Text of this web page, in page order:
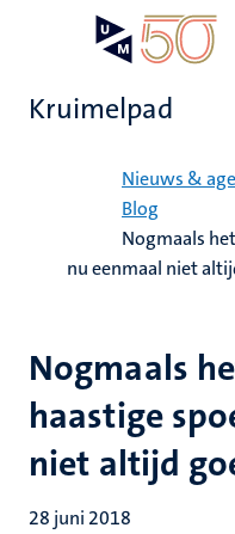
Kruimelpad
Nieuws &
Blog
Nogmaals
nu eenmaal niet
Nogmaals
haastige
niet altijd
28 juni 2018